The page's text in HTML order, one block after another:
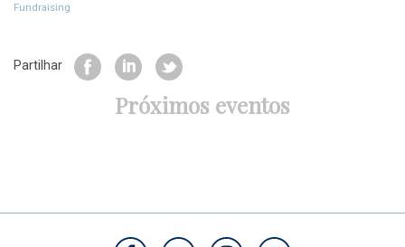
Fundraising
Partilhar
Próximos eventos